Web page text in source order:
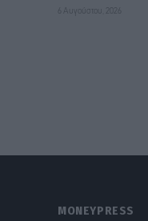
6 Αυγούστου, 2026
MONEYPRESS